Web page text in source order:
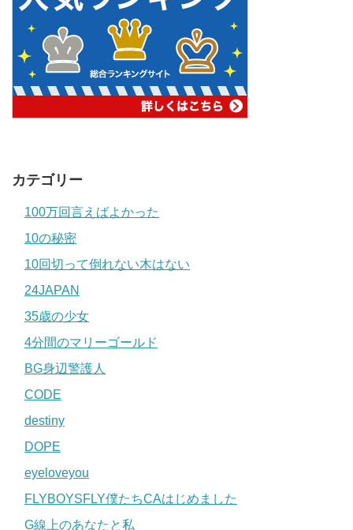
カテゴリー
100万回言えばよかった
10の秘密
10回切って倒れない木はない
24JAPAN
35歳の少女
4分間のマリーゴールド
BG身辺警護人
CODE
destiny
DOPE
eyeloveyou
FLYBOYSFLY僕たちCAはじめました
G線上のあなたと私